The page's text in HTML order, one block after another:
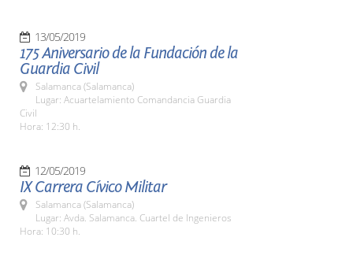
13/05/2019
175 Aniversario de la Fundación de la
Guardia Civil
Salamanca (Salamanca)
Lugar: Acuartelamiento Comandancia Guardia
Civil
Hora: 12:30 h.
12/05/2019
IX Carrera Cívico Militar
Salamanca (Salamanca)
Lugar: Avda. Salamanca. Cuartel de Ingenieros
Hora: 10:30 h.